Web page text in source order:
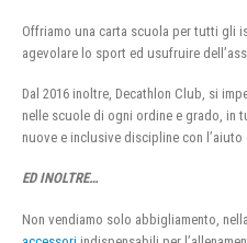
Offriamo una carta scuola per tutti gli
agevolare lo sport ed usufruire
Dal 2016 inoltre, Decathlon Club, si
nelle scuole di ogni ordine e grado, in
nuove e inclusive discipline con
ED INOLTRE…
Non vendiamo solo abbigliamento,